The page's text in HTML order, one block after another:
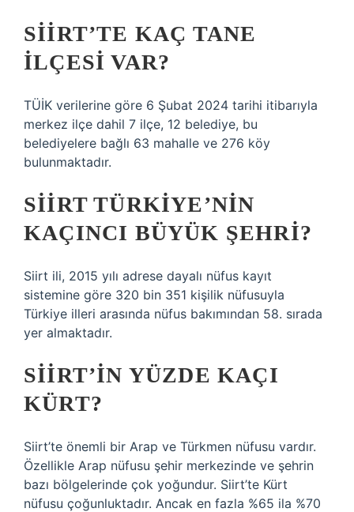
SIIRT’TE KAÇ TANE
ILÇESI VAR?
TÜİK verilerine göre 6 Şubat 2024 tarihi itibarıyla
merkez ilçe dahil 7 ilçe, 12 belediye, bu
belediyelere bağlı 63 mahalle ve 276 köy
bulunmaktadır.
SIIRT TÜRKIYE’NIN
KAÇINCI BÜYÜK ŞEHRI?
Siirt ili, 2015 yılı adrese dayalı nüfus kayıt
sistemine göre 320 bin 351 kişilik nüfusuyla
Türkiye illeri arasında nüfus bakımından 58. sırada
yer almaktadır.
SIIRT’IN YÜZDE KAÇI
KÜRT?
Siirt’te önemli bir Arap ve Türkmen nüfusu vardır.
Özellikle Arap nüfusu şehir merkezinde ve şehrin
bazı bölgelerinde çok yoğundur. Siirt’te Kürt
nüfusu çoğunluktadır. Ancak en fazla %65 ila %70